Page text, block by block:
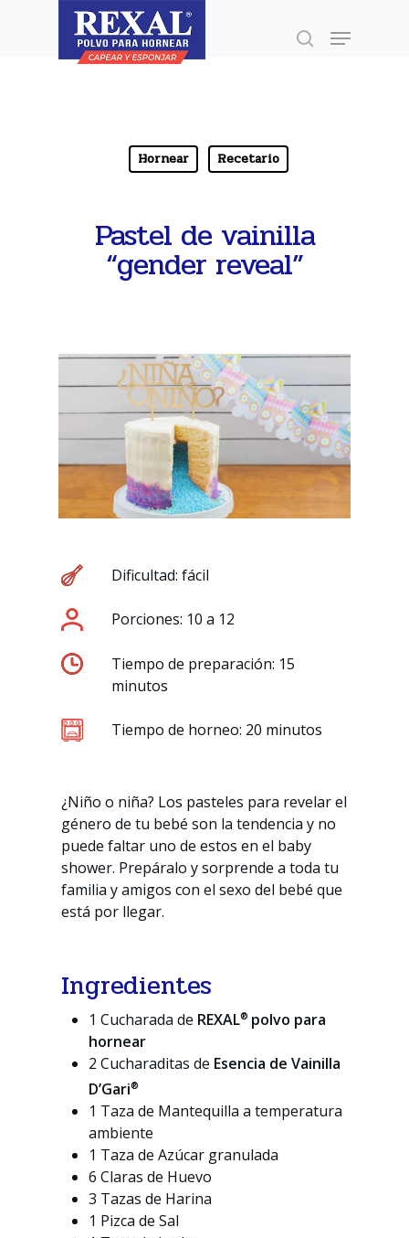
Hornear Recetario
Pastel de vainilla
“gender reveal”
Dificultad: fácil
Porciones: 10 a 12
Tiempo de preparación: 15
minutos
Tiempo de horneo: 20 minutos
¿Niño o niña? Los pasteles para revelar el
género de tu bebé son la tendencia y no
puede faltar uno de estos en el baby
shower. Prepáralo y sorprende a toda tu
familia y amigos con el sexo del bebé que
está por llegar.
Ingredientes
1 Cucharada de REXAL® polvo para
hornear
2 Cucharaditas de Esencia de Vainilla
D’Gari®
1 Taza de Mantequilla a temperatura
ambiente
1 Taza de Azúcar granulada
6 Claras de Huevo
3 Tazas de Harina
1 Pizca de Sal